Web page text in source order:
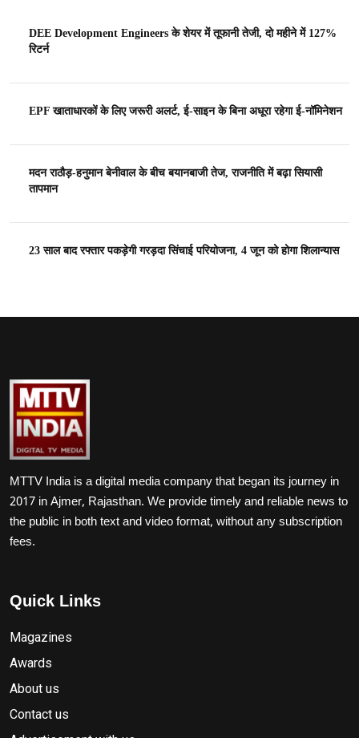
DEE Development Engineers के शेयर में तूफानी तेजी, दो महीने में 127%
रिटर्न
EPF खाताधारकों के लिए जरूरी अलर्ट, ई-साइन के बिना अधूरा रहेगा ई-नॉमिनेशन
मदन राठौड़-हनुमान बेनीवाल के बीच बयानबाजी तेज, राजनीति में बढ़ा सियासी
तापमान
23 साल बाद रफ्तार पकड़ेगी गरड़दा सिंचाई परियोजना, 4 जून को होगा शिलान्यास
MTTV India is a digital media company that began its journey in
2017 in Ajmer, Rajasthan. We provide timely and reliable news to
the public in both text and video format, without any subscription
fees.
Quick Links
Magazines
Awards
About us
Contact us